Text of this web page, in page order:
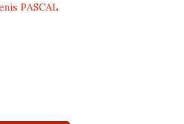
PASCAL